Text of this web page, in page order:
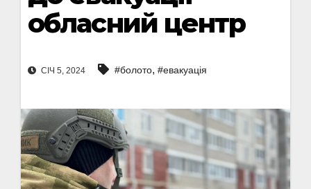
обласний центр
СІЧ 5, 2024 #болото, #евакуація